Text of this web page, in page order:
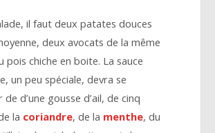
il faut deux patates douces
deux avocats de la même
pois chiche en boite. La sauce
un peu spéciale, devra se
d’une gousse d’ail, de cinq
la coriandre, de la menthe, du